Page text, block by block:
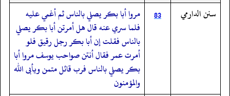
سنن الدارمي
83
مروا أبا بكر يصلي بالناس ثم أغمي عليه
فلما سري عنه قال هل أمرتن أبا بكر يصلي
بالناس فقلت إن أبا بكر رجل رقيق فلو
أمرت عمر فقال أنتن صواحب يوسف مروا أبا
بكر يصلي بالناس فرب قائل متمن ويأبى الله
والمؤمنون